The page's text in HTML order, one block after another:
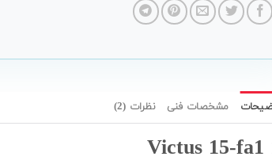
مشخصات فنی نظرات (2)